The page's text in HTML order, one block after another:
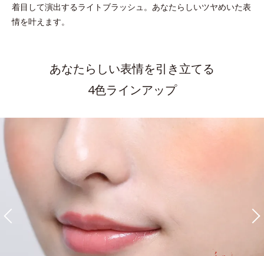
着目して演出するライトブラッシュ。 あなたらしいツヤめいた表
情を叶えます。
あなたらしい表情を引き立てる
4色ラインアップ